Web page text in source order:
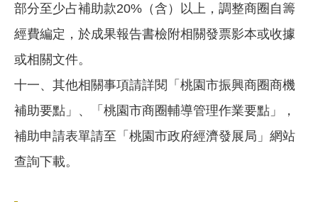
部分至少占補助款20%（含）以上，調整商圈自籌
經費編定，於成果報告書檢附相關發票影本或收據
或相關文件。
十一、其他相關事項請詳閱「桃園市振興商圈商機
補助要點」、「桃園市商圈輔導管理作業要點」，
補助申請表單請至「桃園市政府經濟發展局」網站
查詢下載。